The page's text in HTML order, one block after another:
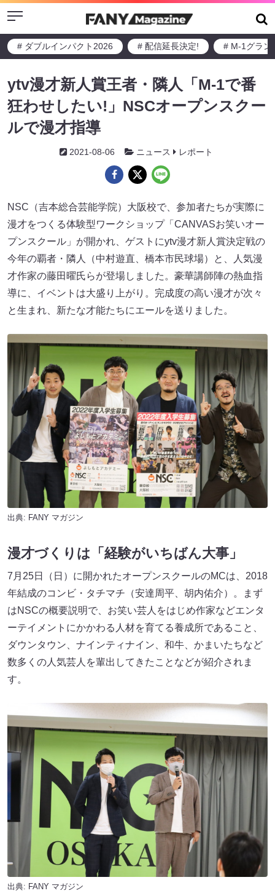
Menu
# ダブルインパクト2026 # 配信延長決定! # M-1グラン
ytv漫才新人賞王者・隣人「M-1で番
狂わせしたい!」NSCオープンスクー
ルで漫才指導
2021-08-06 ニュース レポート
NSC（吉本総合芸能学院）大阪校で、参加者たちが実際に
漫才をつくる体験型ワークショップ「CANVASお笑いオー
プンスクール」が開かれ、ゲストにytv漫才新人賞決定戦の
今年の覇者・隣人（中村遊直、橋本市民球場）と、人気漫
才作家の藤田曜氏らが登場しました。豪華講師陣の熱血指
導に、イベントは大盛り上がり。完成度の高い漫才が次々
と生まれ、新たな才能たちにエールを送りました。
出典: FANY マガジン
漫才づくりは「経験がいちばん大事」
7月25日（日）に開かれたオープンスクールのMCは、2018
年結成のコンビ・タチマチ（安達周平、胡内佑介）。まず
はNSCの概要説明で、お笑い芸人をはじめ作家などエンタ
ーテイメントにかかわる人材を育てる養成所であること、
ダウンタウン、ナインティナイン、和牛、かまいたちなど
数多くの人気芸人を輩出してきたことなどが紹介されま
す。
出典: FANY マガジン